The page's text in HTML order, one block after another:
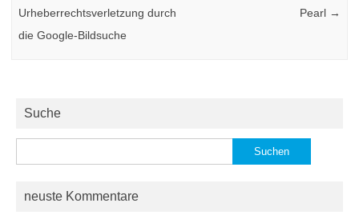
Urheberrechtsverletzung durch
die Google-Bildsuche
Pearl →
Suche
nach:
neuste Kommentare